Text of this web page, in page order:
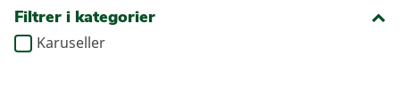
Filtrer i kategorier
Karuseller